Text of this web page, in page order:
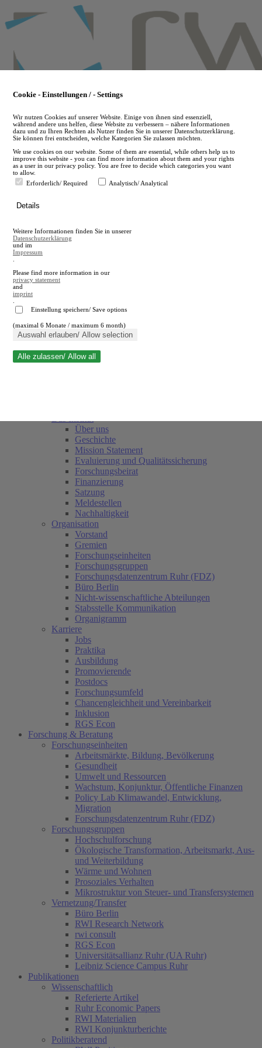
to
main
en
A
A
Suche schließen
Über uns
Geschichte
Mission Statement
Evaluierung und Qualitätssicherung
Forschungsbeirat
Finanzierung
Satzung
Meldestellen
Nachhaltigkeit
Organisation
Vorstand
Gremien
Forschungseinheiten
Forschungsgruppen
Forschungsdatenzentrum Ruhr (FDZ)
Büro Berlin
Nicht-wissenschaftliche Abteilungen
Stabsstelle Kommunikation
Organigramm
Karriere
Jobs
Praktika
Ausbildung
Promovierende
Postdocs
Forschungsumfeld
Chancengleichheit und Vereinbarkeit
Inklusion
RGS Econ
Forschung & Beratung
Forschungseinheiten
Arbeitsmärkte, Bildung, Bevölkerung
Gesundheit
Umwelt und Ressourcen
Wachstum, Konjunktur, Öffentliche Finanzen
Policy Lab Klimawandel, Entwicklung,
Migration
Forschungsdatenzentrum Ruhr (FDZ)
Forschungsgruppen
Hochschulforschung
Ökologische Transformation, Arbeitsmarkt, Aus-
und Weiterbildung
Wärme und Wohnen
Prosoziales Verhalten
Mikrostruktur von Steuer- und Transfersystemen
Vernetzung/Transfer
Büro Berlin
RWI Research Network
rwi consult
RGS Econ
Universitätsallianz Ruhr (UA Ruhr)
Leibniz Science Campus Ruhr
Publikationen
Wissenschaftlich
Referierte Artikel
Ruhr Economic Papers
RWI Materialien
RWI Konjunkturberichte
Politikberatend
Cookie - Einstellungen / - Settings
Wir nutzen Cookies auf unserer Website. Einige von ihnen sind essenziell,
während andere uns helfen, diese Website zu verbessern – nähere Informationen
dazu und zu Ihren Rechten als Nutzer finden Sie in unserer Datenschutzerklärung.
Sie können frei entscheiden, welche Kategorien Sie zulassen möchten.
We use cookies on our website. Some of them are essential, while others help us to
improve this website - you can find more information about them and your rights
as a user in our privacy policy. You are free to decide which categories you want
to allow.
Erforderlich/ Required
Analytisch/ Analytical
Details
Weitere Informationen finden Sie in unserer
Datenschutzerklärung
und im
Impressum
Please find more information in our
privacy statement
and
imprint
Einstellung speichern/ Save options
(maximal 6 Monate / maximum 6 month)
Auswahl erlauben/ Allow selection
Alle zulassen/ Allow all